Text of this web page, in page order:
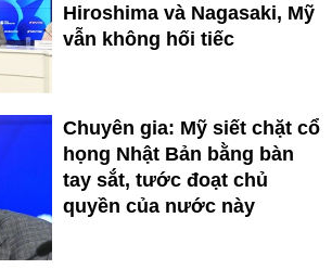
Hiroshima và Nagasaki, Mỹ
vẫn không hối tiếc
Chuyên gia: Mỹ siết chặt cổ
họng Nhật Bản bằng bàn
tay sắt, tước đoạt chủ
quyền của nước này